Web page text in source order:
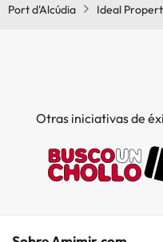
Port d'Alcúdia
Ideal
Otras iniciativas de